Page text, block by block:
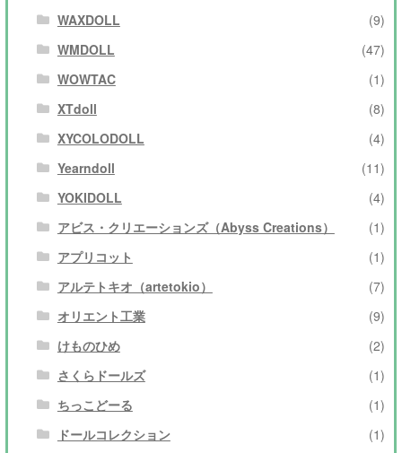
WAXDOLL
(9)
WMDOLL
(47)
WOWTAC
(1)
XTdoll
(8)
XYCOLODOLL
(4)
Yearndoll
(11)
YOKIDOLL
(4)
アビス・クリエーションズ（Abyss Creations）
(1)
アプリコット
(1)
アルテトキオ（artetokio）
(7)
オリエント工業
(9)
けものひめ
(2)
さくらドールズ
(1)
ちっこどーる
(1)
ドールコレクション
(1)